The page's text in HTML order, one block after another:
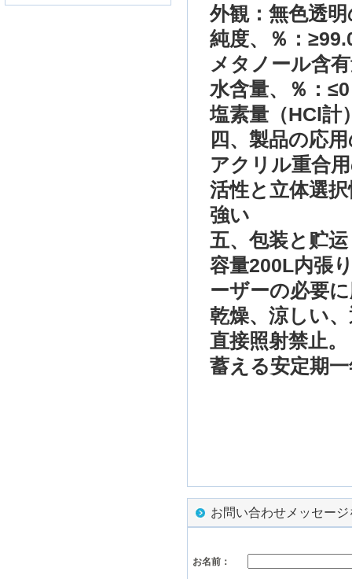
外観：無色透明
純度、％ ：
メタノール含
水含量、 ％ ：≤
塩素量 （HCl計
四、製品の応用
アクリル重合用
活性と立体選
強い
五、包装と 贮运
容量200L内張
ーザーの必要
乾燥、涼しい、
直接照射禁止。
蓄える安定期
お問い合わせメッセー
お名前：